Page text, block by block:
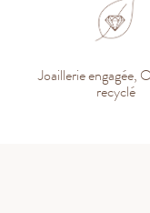
Joaillerie engagée,
recyclé